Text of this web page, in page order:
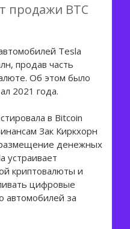
продажи BTC
Tesla
продав часть
Об этом было
2021 года.
в Bitcoin
Зак Киркхорн
денежных
устраивает
криптовалюты и
цифровые
автомобилей за